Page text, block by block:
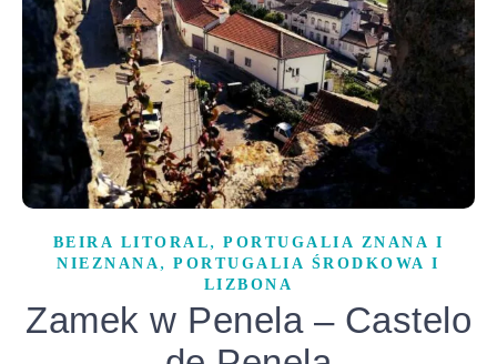
BEIRA LITORAL ,PORTUGALIA ZNANA I
NIEZNANA ,PORTUGALIA ŚRODKOWA I
LIZBONA
Zamek w Penela – Castelo